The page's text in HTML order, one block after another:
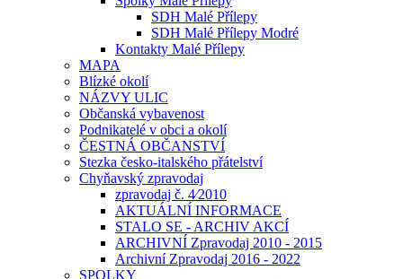
SDH Malé Přílepy
SDH Malé Přílepy Modré
Kontakty Malé Přílepy
MAPA
Blízké okolí
NÁZVY ULIC
Občanská vybavenost
Podnikatelé v obci a okolí
ČESTNÁ OBČANSTVÍ
Stezka česko-italského přátelství
Chyňavský zpravodaj
zpravodaj č. 4⁄2010
AKTUÁLNÍ INFORMACE
STALO SE - ARCHIV AKCÍ
ARCHIVNÍ Zpravodaj 2010 - 2015
Archivní Zpravodaj 2016 - 2022
SPOLKY